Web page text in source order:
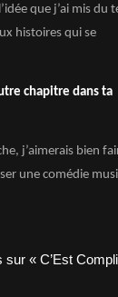
que j’ai mis du
histoires qui se
chapitre dans ta
j’aimerais bien
une comédie